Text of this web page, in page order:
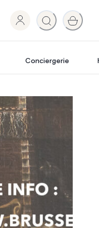
Conciergerie